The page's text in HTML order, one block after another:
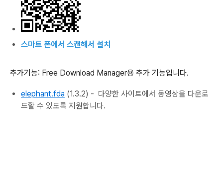
스마트 폰에서 스캔해서 설치
추가기능: Free Download Manager용 추가 기능입니다.
elephant.fda (1.3.2) - 다양한 사이트에서 동영상을 다운로
드할 수 있도록 지원합니다.